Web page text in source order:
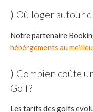
⟩ Où loger autour
Notre partenaire
hébérgements au
⟩ Combien coûte
Golf?
Les tarifs des golfs